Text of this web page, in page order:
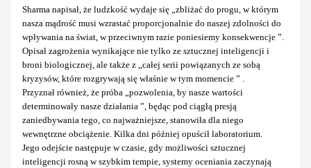
Sharma napisał, że ludzkość wydaje się „zbliżać do progu, w którym
nasza mądrość musi wzrastać proporcjonalnie do naszej zdolności do
wpływania na świat, w przeciwnym razie poniesiemy konsekwencje ”.
Opisał zagrożenia wynikające nie tylko ze sztucznej inteligencji i
broni biologicznej, ale także z „całej serii powiązanych ze sobą
kryzysów, które rozgrywają się właśnie w tym momencie ” .
Przyznał również, że próba „pozwolenia, by nasze wartości
determinowały nasze działania ”, będąc pod ciągłą presją
zaniedbywania tego, co najważniejsze, stanowiła dla niego
wewnętrzne obciążenie. Kilka dni później opuścił laboratorium.
Jego odejście następuje w czasie, gdy możliwości sztucznej
inteligencji rosną w szybkim tempie, systemy oceniania zaczynają